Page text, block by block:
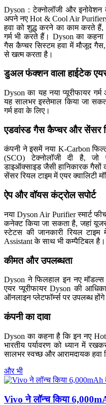
Dyson : टेक्नोलॉजी और
अपने नए Hot & Cool Air
हवा को शुद्ध करने का काम करते
गर्म भी करते हैं। Dyson का
गैस कैप्चर सिस्टम हवा में मौजूद
से खत्म करता है।
डुअल फंक्शन वाला हाईटेक एयर
Dyson का यह नया प्यूरीफायर
यह सालभर इस्तेमाल किया जा
गर्म हवा के लिए।
एडवांस्ड गैस कैप्चर और सेंसर
कंपनी ने इसमें नया K-Carbon
(SCO) टेक्नोलॉजी दी है, जो
डाइऑक्साइड जैसी हानिकारक
सेंसर रियल टाइम में एयर क्वालिटी
ऐप और वॉयस कंट्रोल सपोर्ट
नया Dyson Air Purifier स्मार्ट
कनेक्ट किया जा सकता है, जहां
स्टेटस की जानकारी रियल
Assistant के साथ भी कम्पैटिबल है।
कीमत और उपलब्धता
Dyson ने फिलहाल इन नए
एयर प्यूरीफायर Dyson की
ऑनलाइन प्लेटफॉर्म्स पर उपलब्ध
कंपनी का दावा
Dyson का कहना है कि इन नए
भारतीय पर्यावरण को ध्यान में
सालभर स्वच्छ और आरामदायक हवा
और भी
Vivo ने लॉन्च किया